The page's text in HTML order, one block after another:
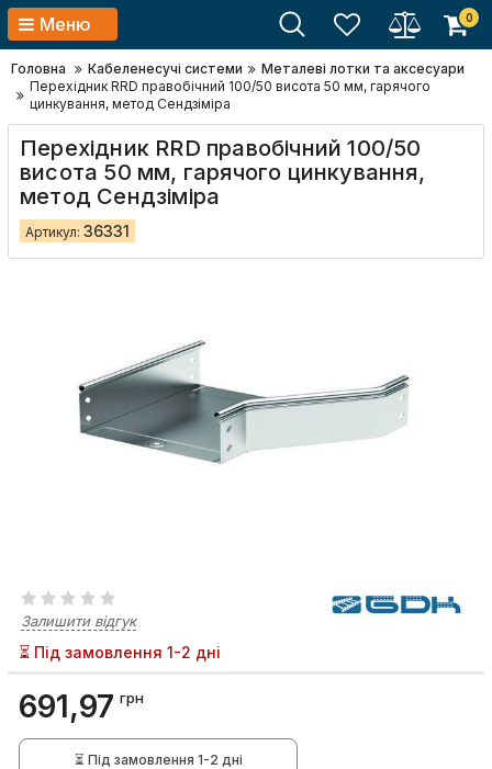
Меню 0
Головна Кабеленесучі системи
Металеві лотки та аксесуари
Перехідник RRD правобічний 100/50 висота 50 мм, гарячого
цинкування, метод Сендзіміра
Перехідник RRD правобічний 100/50
висота 50 мм, гарячого цинкування,
метод Сендзіміра
Артикул: 36331
Залишити відгук
⏳ Під замовлення 1-2 дні
691,97 грн
⏳ Під замовлення 1-2 дні